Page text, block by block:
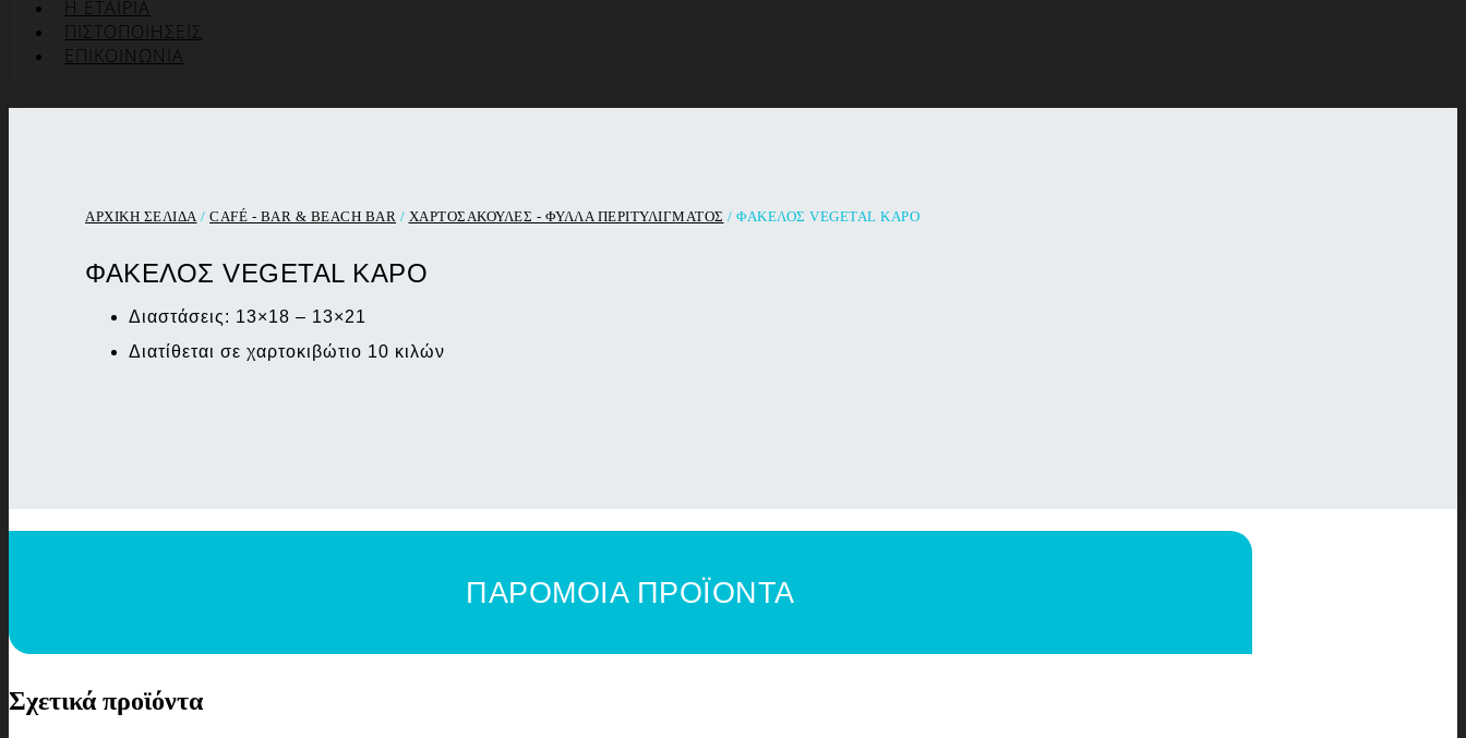
Η ΕΤΑΙΡΊΑ
ΠΙΣΤΟΠΟΙΉΣΕΙΣ
ΕΠΙΚΟΙΝΩΝΊΑ
ΑΡΧΙΚΉ ΣΕΛΊΔΑ/ CAFÉ - BAR & BEACH BAR / ΧΑΡΤΟΣΑΚΟΥΛΕΣ - ΦΥΛΛΑ ΠΕΡΙΤΥΛΙΓΜΑΤΟΣ / ΦΑΚΕΛΟΣ VEGETAL ΚΑΡΟ
ΦΑΚΕΛΟΣ VEGETAL ΚΑΡΟ
Διαστάσεις: 13×18 – 13×21
Διατίθεται σε χαρτοκιβώτιο 10 κιλών
ΠΑΡΟΜΟΙΑ ΠΡΟΪΟΝΤΑ
Σχετικά προϊόντα